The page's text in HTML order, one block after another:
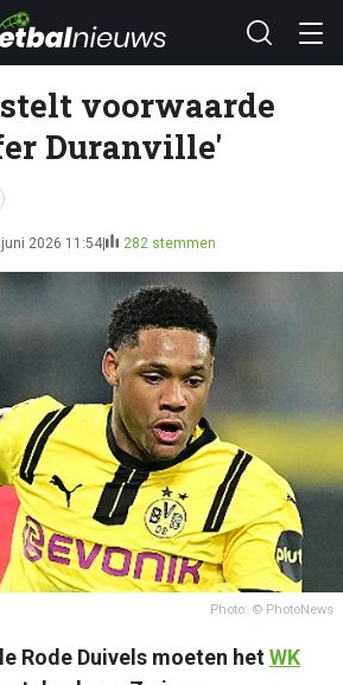
voorwaarde
Duranville'
juni 2026 11:54 282 stemmen
Photo: © PhotoNews
Rode Duivels moeten hetWK